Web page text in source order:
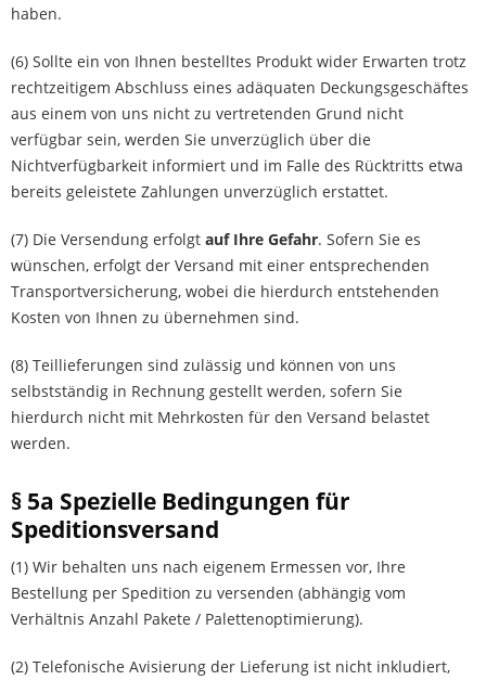
haben.
(6) Sollte ein von Ihnen bestelltes Produkt wider Erwarten trotz
rechtzeitigem Abschluss eines adäquaten Deckungsgeschäftes
aus einem von uns nicht zu vertretenden Grund nicht
verfügbar sein, werden Sie unverzüglich über die
Nichtverfügbarkeit informiert und im Falle des Rücktritts etwa
bereits geleistete Zahlungen unverzüglich erstattet.
(7) Die Versendung erfolgt auf Ihre Gefahr. Sofern Sie es
wünschen, erfolgt der Versand mit einer entsprechenden
Transportversicherung, wobei die hierdurch entstehenden
Kosten von Ihnen zu übernehmen sind.
(8) Teillieferungen sind zulässig und können von uns
selbstständig in Rechnung gestellt werden, sofern Sie
hierdurch nicht mit Mehrkosten für den Versand belastet
werden.
§ 5a Spezielle Bedingungen für
Speditionsversand
(1) Wir behalten uns nach eigenem Ermessen vor, Ihre
Bestellung per Spedition zu versenden (abhängig vom
Verhältnis Anzahl Pakete / Palettenoptimierung).
(2) Telefonische Avisierung der Lieferung ist nicht inkludiert,